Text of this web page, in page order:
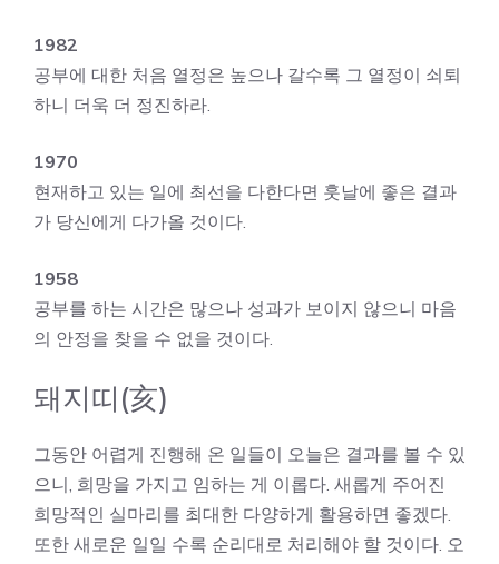
1982
공부에 대한 처음 열정은 높으나 갈수록 그 열정이 쇠퇴
하니 더욱 더 정진하라.
1970
현재하고 있는 일에 최선을 다한다면 훗날에 좋은 결과
가 당신에게 다가올 것이다.
1958
공부를 하는 시간은 많으나 성과가 보이지 않으니 마음
의 안정을 찾을 수 없을 것이다.
돼지띠(亥)
그동안 어렵게 진행해 온 일들이 오늘은 결과를 볼 수 있
으니, 희망을 가지고 임하는 게 이롭다. 새롭게 주어진
희망적인 실마리를 최대한 다양하게 활용하면 좋겠다.
또한 새로운 일일 수록 순리대로 처리해야 할 것이다. 오